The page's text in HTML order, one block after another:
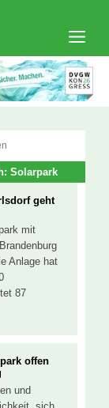
Solarpark
geht
mit
Anlage hat
87
offen
und